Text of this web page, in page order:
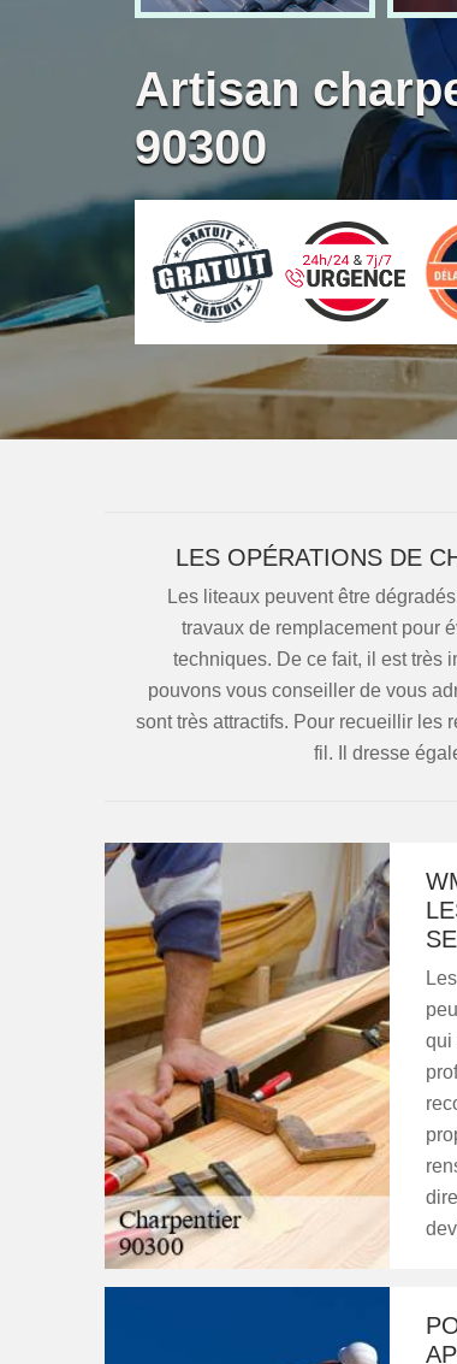
Artisan
90300
LES OPÉRATIONS DE
Les liteaux peuvent être
travaux de remplacement pour
techniques. De ce fait, il est très
pouvons vous conseiller de vous
sont très attractifs. Pour recueillir les
fil. Il dresse
qui